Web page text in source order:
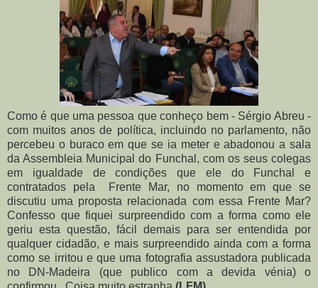
Como é que uma pessoa que conheço bem - Sérgio Abreu -
com muitos anos de política, incluindo no parlamento, não
percebeu o buraco em que se ia meter e abadonou a sala
da Assembleia Municipal do Funchal, com os seus colegas
em igualdade de condições que ele do Funchal e
contratados pela Frente Mar, no momento em que se
discutiu uma proposta relacionada com essa Frente Mar?
Confesso que fiquei surpreendido com a forma como ele
geriu esta questão, fácil demais para ser entendida por
qualquer cidadão, e mais surpreendido ainda com a forma
como se irritou e que uma fotografia assustadora publicada
no DN-Madeira (que publico com a devida vénia) o